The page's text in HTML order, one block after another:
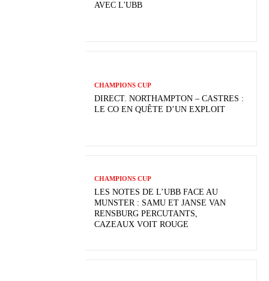
AVEC L'UBB
CHAMPIONS CUP
DIRECT. NORTHAMPTON – CASTRES :
LE CO EN QUÊTE D’UN EXPLOIT
CHAMPIONS CUP
LES NOTES DE L’UBB FACE AU
MUNSTER : SAMU ET JANSE VAN
RENSBURG PERCUTANTS,
CAZEAUX VOIT ROUGE